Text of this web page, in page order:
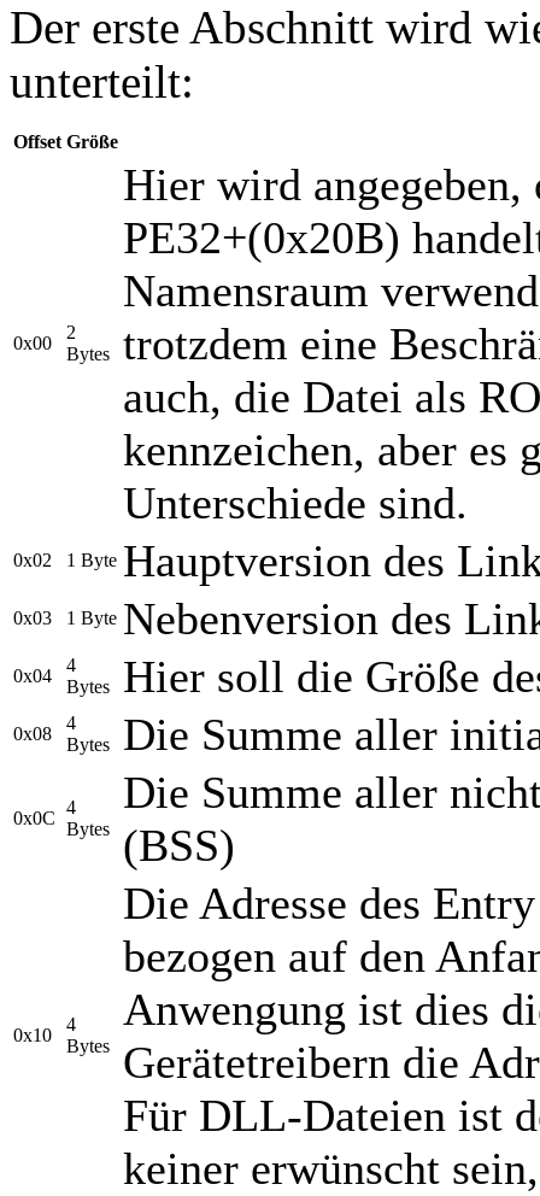
Der erste Abschnitt wird
unterteilt:
Offset Größe
0x00
2
Bytes
Hier wird
PE32+(0x20B)
Namensraum
trotzdem eine
auch, die Datei als
kennzeichen, aber es
Unterschiede sind.
0x02 1 Byte Hauptversion des
0x03 1 Byte Nebenversion des
0x04
4
Bytes
Hier soll die Größe
0x08
4
Bytes
Die Summe aller
0x0C
4
Bytes
Die Summe aller
(BSS)
0x10
4
Bytes
Die Adresse des
bezogen auf den
Anwengung ist dies
Gerätetreibern die
Für DLL-Dateien ist
keiner erwünscht